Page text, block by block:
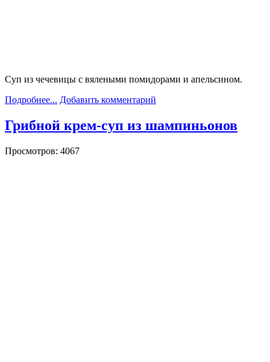
Суп из чечевицы с вялеными помидорами и апельсином.
Подробнее... Добавить комментарий
Грибной крем-суп из шампиньонов
Просмотров: 4067